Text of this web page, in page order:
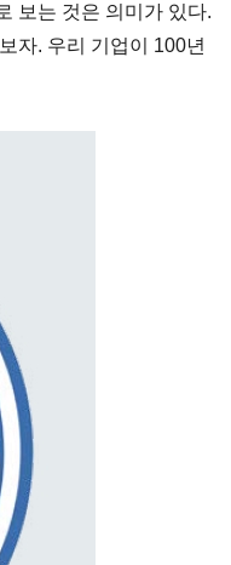
보는 것은 의미가 있다.
자. 우리 기업이 100년